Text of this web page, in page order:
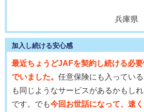
兵庫県
加入し続ける安心感
最近ちょうどJAFを契約し続ける必
でいました。 任意保険にも入ってい
も同じようなサービスがあるかもし
です。でも今回お世話になって、速